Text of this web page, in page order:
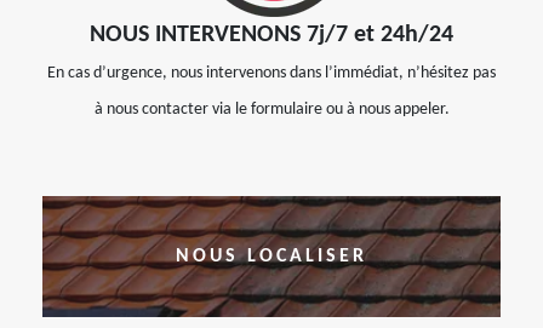
NOUS INTERVENONS 7j/7 et 24h/24
En cas d’urgence, nous intervenons dans l’immédiat, n’hésitez pas
à nous contacter via le formulaire ou à nous appeler.
NOUS LOCALISER